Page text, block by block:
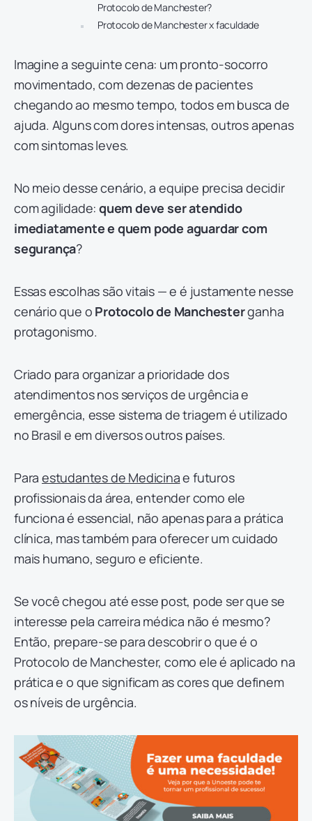
Protocolo de Manchester?
Protocolo de Manchester x faculdade
Imagine a seguinte cena: um pronto-socorro
movimentado, com dezenas de pacientes
chegando ao mesmo tempo, todos em busca de
ajuda. Alguns com dores intensas, outros apenas
com sintomas leves.
No meio desse cenário, a equipe precisa decidir
com agilidade:quem deve ser atendido
imediatamente e quem pode aguardar com
segurança?
Essas escolhas são vitais — e é justamente nesse
cenário que o Protocolo de Manchesterganha
protagonismo.
Criado para organizar a prioridade dos
atendimentos nos serviços de urgência e
emergência, esse sistema de triagem é utilizado
no Brasil e em diversos outros países.
Para estudantes de Medicinae futuros
profissionais da área, entender como ele
funciona é essencial, não apenas para a prática
clínica, mas também para oferecer um cuidado
mais humano, seguro e eficiente.
Se você chegou até esse post, pode ser que se
interesse pela carreira médica não é mesmo?
Então, prepare-se para descobrir o que é o
Protocolo de Manchester, como ele é aplicado na
prática e o que significam as cores que definem
os níveis de urgência.